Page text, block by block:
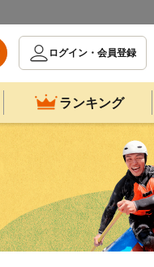
ログイン・会員登録
ランキング